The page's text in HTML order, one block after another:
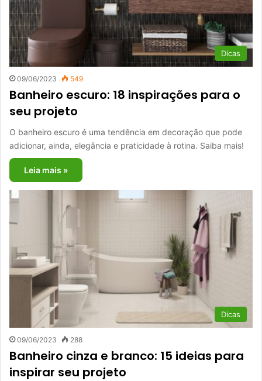
Dicas
09/06/2023 549
Banheiro escuro: 18 inspirações para o
seu projeto
O banheiro escuro é uma tendência em decoração que pode
adicionar, ainda, elegância e praticidade à rotina. Saiba mais!
Leia mais »
Dicas
09/06/2023 288
Banheiro cinza e branco: 15 ideias para
inspirar seu projeto